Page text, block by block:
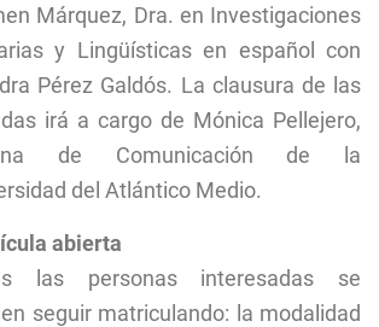
Márquez, Dra. en Investigaciones
y Lingüísticas en español con
Pérez Galdós. La clausura de las
irá a cargo de Mónica Pellejero,
de Comunicación de la
del Atlántico Medio.
abierta
las personas interesadas se
seguir matriculando: la modalidad